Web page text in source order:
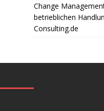
Change
betrieblichen
Consulting.de